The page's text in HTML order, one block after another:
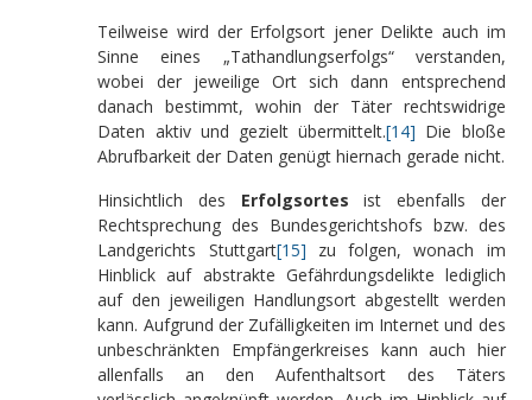
Teilweise wird der Erfolgsort jener Delikte auch im
Sinne eines „Tathandlungserfolgs“ verstanden,
wobei der jeweilige Ort sich dann entsprechend
danach bestimmt, wohin der Täter rechtswidrige
Daten aktiv und gezielt übermittelt.[14] Die bloße
Abrufbarkeit der Daten genügt hiernach gerade nicht.
Hinsichtlich des Erfolgsortes ist ebenfalls der
Rechtsprechung des Bundesgerichtshofs bzw. des
Landgerichts Stuttgart[15] zu folgen, wonach im
Hinblick auf abstrakte Gefährdungsdelikte lediglich
auf den jeweiligen Handlungsort abgestellt werden
kann. Aufgrund der Zufälligkeiten im Internet und des
unbeschränkten Empfängerkreises kann auch hier
allenfalls an den Aufenthaltsort des Täters